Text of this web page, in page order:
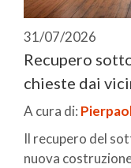
31/07/2026
Recupero
chieste dai
A cura di:
Il recupero del
nuova